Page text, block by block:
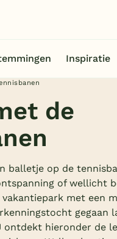
Inspiratie
de
balletje op de
of wellicht
met een
gegaan
ontdekt hieronder de